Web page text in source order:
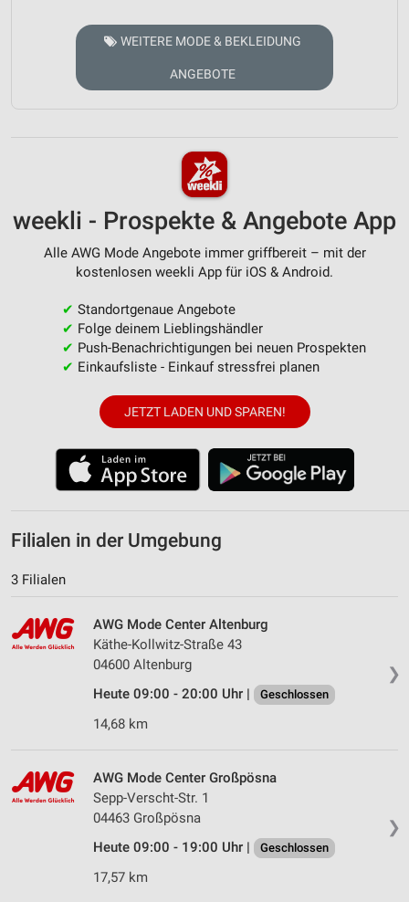
WEITERE MODE & BEKLEIDUNG
ANGEBOTE
weekli - Prospekte & Angebote App
Alle AWG Mode Angebote immer griffbereit – mit der
kostenlosen weekli App für iOS & Android.
✔ Standortgenaue Angebote
✔ Folge deinem Lieblingshändler
✔ Push-Benachrichtigungen bei neuen Prospekten
✔ Einkaufsliste - Einkauf stressfrei planen
JETZT LADEN UND SPAREN!
Filialen in der Umgebung
3 Filialen
❯
AWG Mode Center Altenburg
Käthe-Kollwitz-Straße 43
04600 Altenburg
Heute 09:00 - 20:00 Uhr |
Geschlossen
14,68 km
❯
AWG Mode Center Großpösna
Sepp-Verscht-Str. 1
04463 Großpösna
Heute 09:00 - 19:00 Uhr |
Geschlossen
17,57 km